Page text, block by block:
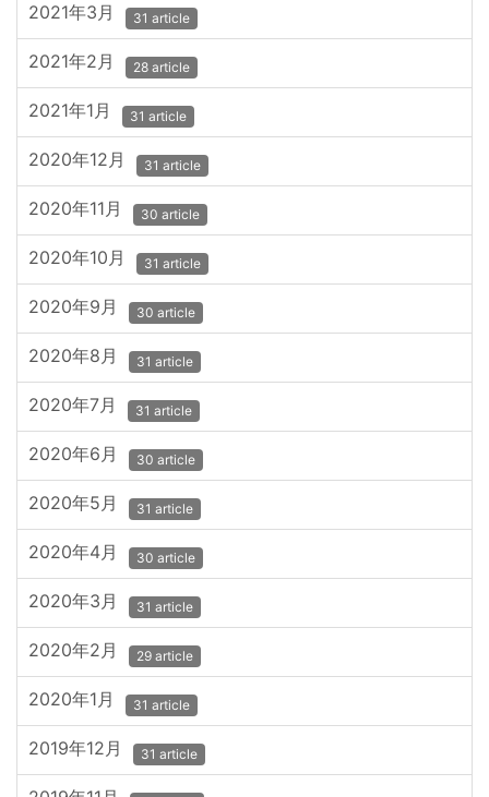
2021年3月 31 article
2021年2月 28 article
2021年1月 31 article
2020年12月 31 article
2020年11月 30 article
2020年10月 31 article
2020年9月 30 article
2020年8月 31 article
2020年7月 31 article
2020年6月 30 article
2020年5月 31 article
2020年4月 30 article
2020年3月 31 article
2020年2月 29 article
2020年1月 31 article
2019年12月 31 article